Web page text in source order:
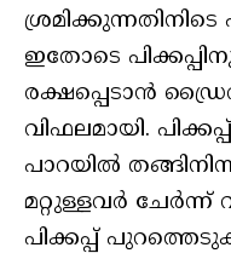
ശ്രമിക്കുന്നതിനിടെ
ഇതോടെ
രക്ഷപ്പെടാന്‍
വിഫലമായി.
പാറയില്‍
മറ്റുള്ളവര്‍
പിക്കപ്പ്